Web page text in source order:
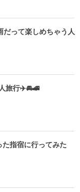
だって楽しめちゃう人
旅行✈️🚘🚄
指宿に行ってみた